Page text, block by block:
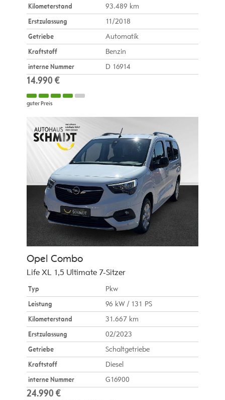
Kilometerstand
93.489 km
Erstzulassung
11/2018
Getriebe
Automatik
Kraftstoff
Benzin
interne Nummer
D 16914
14.990 €
guter Preis
Opel Combo
Life XL 1,5 Ultimate 7-Sitzer
Typ
Pkw
Leistung
96 kW / 131 PS
Kilometerstand
31.667 km
Erstzulassung
02/2023
Getriebe
Schaltgetriebe
Kraftstoff
Diesel
interne Nummer
G16900
24.990 €